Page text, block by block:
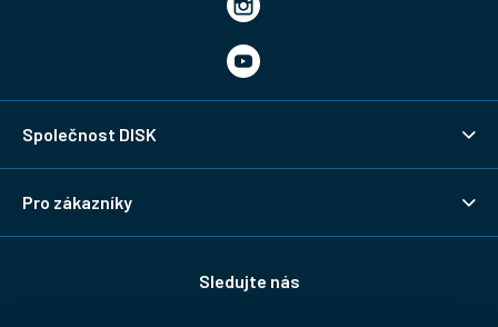
Společnost DISK
Pro zákazníky
Sledujte nás